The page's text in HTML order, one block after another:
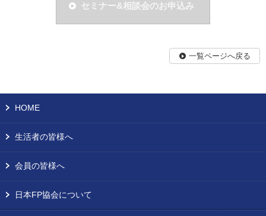
セミナー&相談会のお申込み
一覧ページへ戻る
HOME
生活者の皆様へ
会員の皆様へ
日本FP協会について